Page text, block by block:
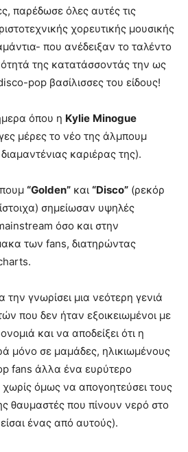
παρέδωσε όλες αυτές τις
χορευτικής μουσικής
που ανέδειξαν το ταλέντο
της κατατάσσοντάς την ως
pop βασίλισσες του είδους!
όπου η Κylie Minogue
μέρες το νέο της άλμπουμ
καριέρας της).
“Golden” και “Disco” (ρεκόρ
σημείωσαν υψηλές
όσο και στην
των fans, διατηρώντας
γνωρίσει μια νεότερη γενιά
που δεν ήταν εξοικειωμένοι με
και να αποδείξει ότι η
μόνο σε μαμάδες, ηλικιωμένους
fans άλλα ένα ευρύτερο
όμως να απογοητεύσει τους
θαυμαστές που πίνουν νερό στο
ένας από αυτούς).